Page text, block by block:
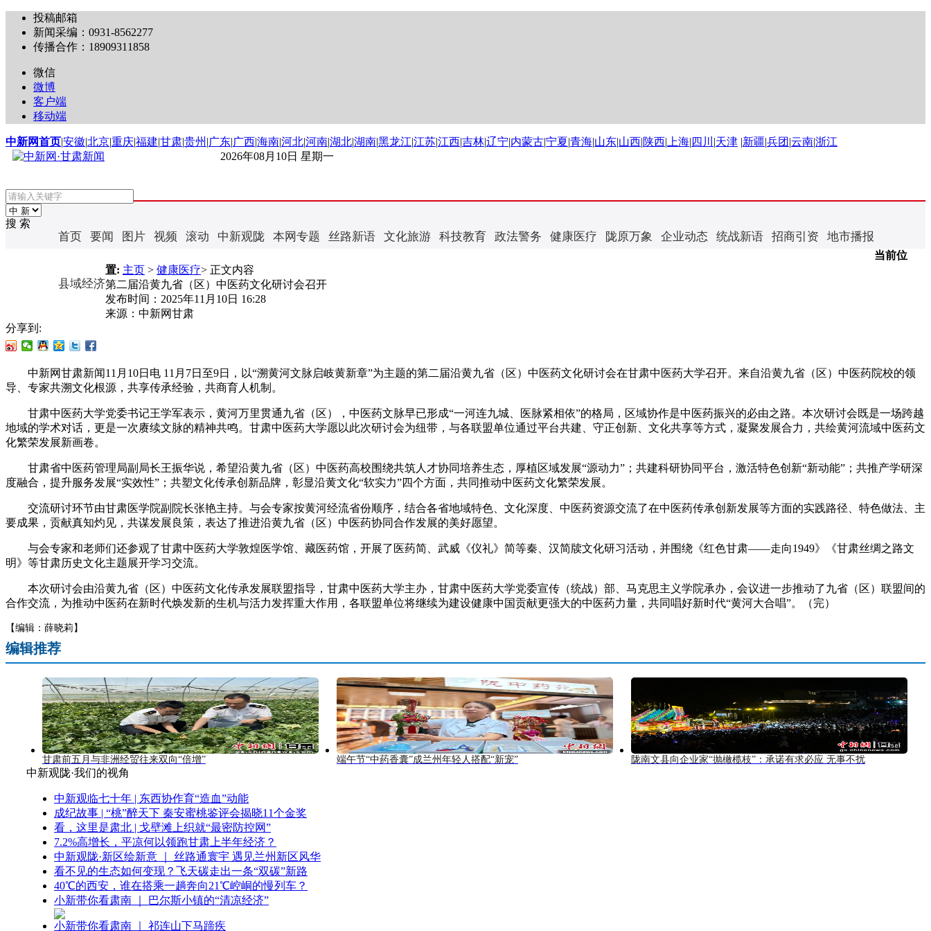
投稿邮箱
新闻采编：0931-8562277
传播合作：18909311858
微信
微博
客户端
移动端
中新网首页|安徽|北京|重庆|福建|甘肃|贵州 |广东|广西|海南|河北|河南|湖北|湖南|黑龙江|江苏|江西|吉林|辽宁|内蒙古|宁夏|青海|山东|山西|陕西| 上海| 四川 |天津 |新疆|兵团 |云南|浙江
2026年08月10日 星期一
搜 索
首页 要闻 图片 视频 滚动 中新观陇 本网专题 丝路新语 文化旅游 科技教育 政法警务 健康医疗 陇原万象 企业动态 统战新语 招商引资 地市播报
县域经济
当前位
置: 主页 > 健康医疗> 正文内容
第二届沿黄九省（区）中医药文化研讨会召开
发布时间： 2025年11月10日 16:28
来源： 中新网甘肃
分享到:
中新网甘肃新闻11月10日电 11月7日至9日，以“溯黄河文脉启岐黄新章”为主题的第二届沿黄九省（区）中医药文化研讨会在甘肃中医药大学召开。来自沿黄九省（区）中医药院校的领
导、专家共溯文化根源，共享传承经验，共商育人机制。
甘肃中医药大学党委书记王学军表示，黄河万里贯通九省（区），中医药文脉早已形成“一河连九城、医脉紧相依”的格局，区域协作是中医药振兴的必由之路。本次研讨会既是一场跨越
地域的学术对话，更是一次赓续文脉的精神共鸣。甘肃中医药大学愿以此次研讨会为纽带，与各联盟单位通过平台共建、守正创新、文化共享等方式，凝聚发展合力，共绘黄河流域中医药文
化繁荣发展新画卷。
甘肃省中医药管理局副局长王振华说，希望沿黄九省（区）中医药高校围绕共筑人才协同培养生态，厚植区域发展“源动力”；共建科研协同平台，激活特色创新“新动能”；共推产学研深
度融合，提升服务发展“实效性”；共塑文化传承创新品牌，彰显沿黄文化“软实力”四个方面，共同推动中医药文化繁荣发展。
交流研讨环节由甘肃医学院副院长张艳主持。与会专家按黄河经流省份顺序，结合各省地域特色、文化深度、中医药资源交流了在中医药传承创新发展等方面的实践路径、特色做法、主
要成果，贡献真知灼见，共谋发展良策，表达了推进沿黄九省（区）中医药协同合作发展的美好愿望。
与会专家和老师们还参观了甘肃中医药大学敦煌医学馆、藏医药馆，开展了医药简、武威《仪礼》简等秦、汉简牍文化研习活动，并围绕《红色甘肃——走向1949》《甘肃丝绸之路文
明》等甘肃历史文化主题展开学习交流。
本次研讨会由沿黄九省（区）中医药文化传承发展联盟指导，甘肃中医药大学主办，甘肃中医药大学党委宣传（统战）部、马克思主义学院承办，会议进一步推动了九省（区）联盟间的
合作交流，为推动中医药在新时代焕发新的生机与活力发挥重大作用，各联盟单位将继续为建设健康中国贡献更强大的中医药力量，共同唱好新时代“黄河大合唱”。（完）
【编辑：薛晓莉】
编辑推荐
甘肃前五月与非洲经贸往来双向“倍增” 端午节“中药香囊”成兰州年轻人搭配“新宠” 陇南文县向企业家“抛橄榄枝”：承诺有求必应 无事不扰
中新观陇·我们的视角
中新观临七十年 | 东西协作育“造血”动能
成纪故事 | “桃”醉天下 秦安蜜桃鉴评会揭晓11个金奖
看，这里是肃北 | 戈壁滩上织就“最密防控网”
7.2%高增长，平凉何以领跑甘肃上半年经济？
中新观陇·新区绘新意 ｜ 丝路通寰宇 遇见兰州新区风华
看不见的生态如何变现？飞天碳走出一条“双碳”新路
40℃的西安，谁在搭乘一趟奔向21℃崆峒的慢列车？
小新带你看肃南 ｜ 巴尔斯小镇的“清凉经济”
小新带你看肃南 ｜ 祁连山下马蹄疾